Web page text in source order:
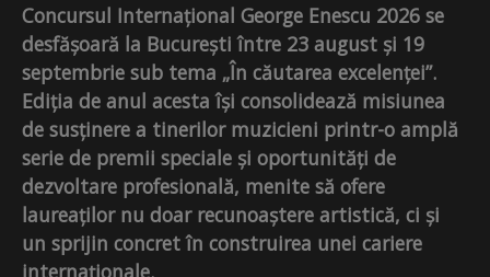
Concursul Internațional George Enescu 2026 se
desfășoară la București între 23 august și 19
septembrie sub tema „În căutarea excelenței”.
Ediția de anul acesta își consolidează misiunea
de susținere a tinerilor muzicieni printr-o amplă
serie de premii speciale și oportunități de
dezvoltare profesională, menite să ofere
laureaților nu doar recunoaștere artistică, ci și
un sprijin concret în construirea unei cariere
internaționale.